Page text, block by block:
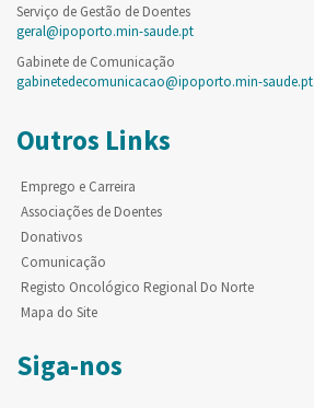
Serviço de Gestão de Doentes
geral@ipoporto.min-saude.pt
Gabinete de Comunicação
gabinetedecomunicacao@ipoporto.min-saude.pt
Outros Links
Emprego e Carreira
Associações de Doentes
Donativos
Comunicação
Registo Oncológico Regional Do Norte
Mapa do Site
Siga-nos